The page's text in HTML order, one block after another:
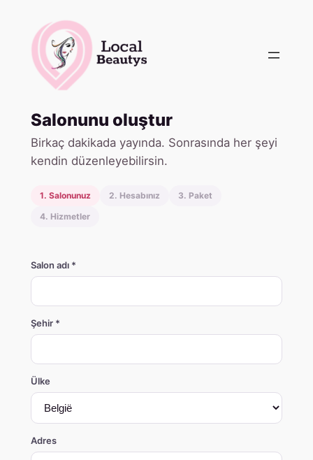
Salonunu oluştur
Birkaç dakikada yayında. Sonrasında her şeyi
kendin düzenleyebilirsin.
1. Salonunuz 2. Hesabınız
3. Paket
4. Hizmetler
Salon adı *
Şehir *
Ülke
Adres